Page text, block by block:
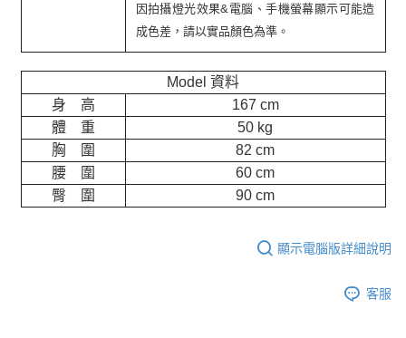
因拍攝燈光效果&電腦、手機螢幕顯示可能造
成色差，請以實品顏色為準。
Model 資料
身 高
167 cm
體 重
50 kg
胸 圍
82 cm
腰 圍
60 cm
臀 圍
90 cm
顯示電腦版詳細說明
客服